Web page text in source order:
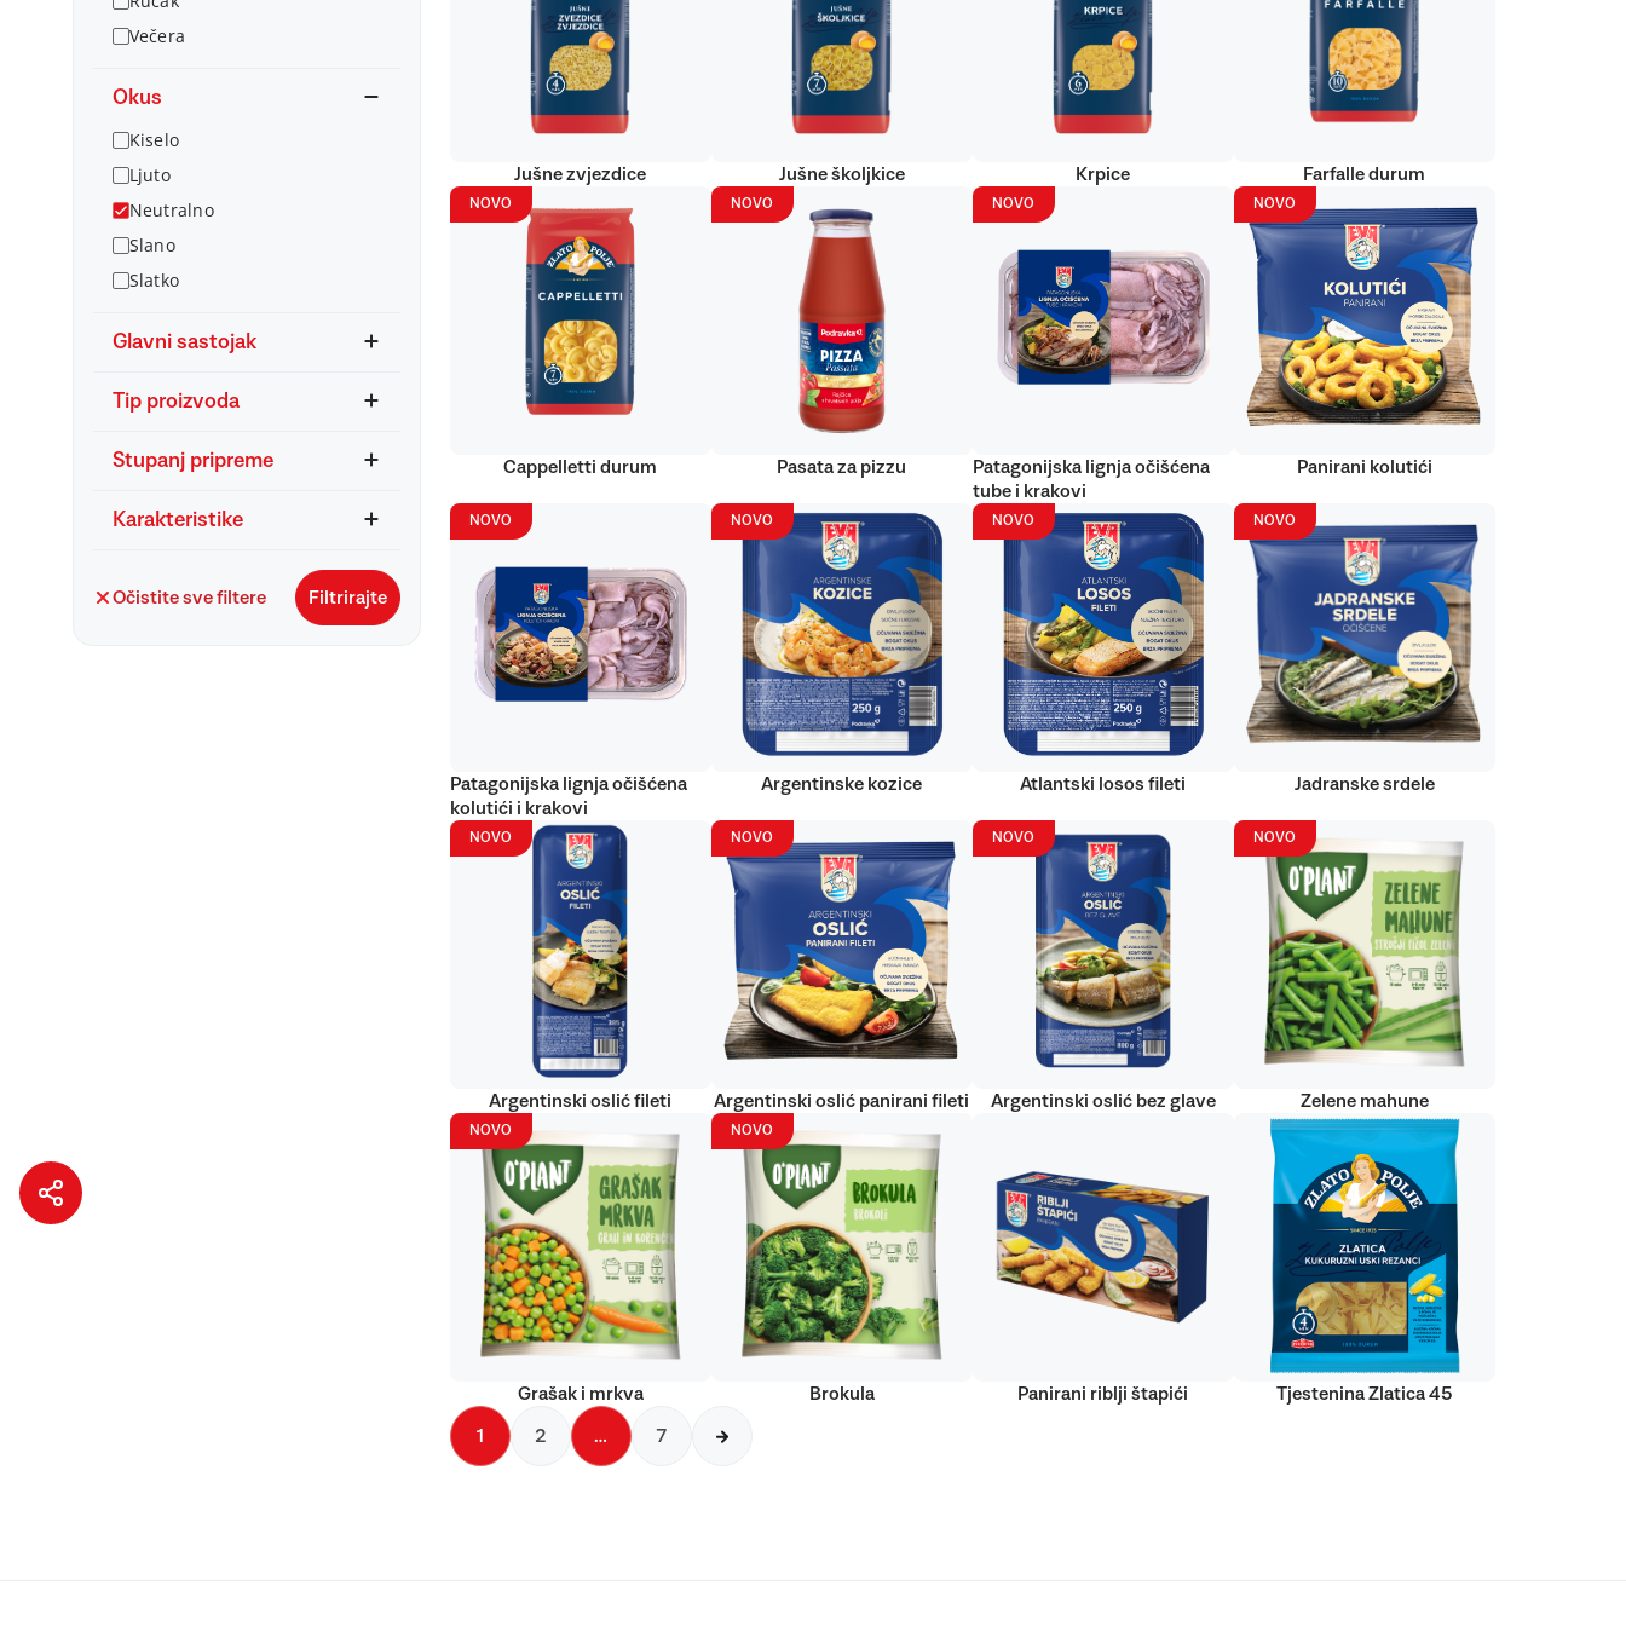
Večera
Okus
Kiselo
Ljuto
Neutralno
Slano
Slatko
Glavni sastojak
Tip proizvoda
Stupanj pripreme
Karakteristike
Očistite sve filtere Filtrirajte
Jušne zvjezdice Jušne školjkice Krpice Farfalle durum
NOVO
Cappelletti durum
NOVO
Pasata za pizzu
NOVO
Patagonijska lignja očišćena
tube i krakovi
NOVO
Panirani kolutići
NOVO
Patagonijska lignja očišćena
kolutići i krakovi
NOVO
Argentinske kozice
NOVO
Atlantski losos fileti
NOVO
Jadranske srdele
NOVO
Argentinski oslić fileti
NOVO
Argentinski oslić panirani fileti
NOVO
Argentinski oslić bez glave
NOVO
Zelene mahune
NOVO
Grašak i mrkva
NOVO
Brokula Panirani riblji štapići Tjestenina Zlatica 45
1 2 … 7